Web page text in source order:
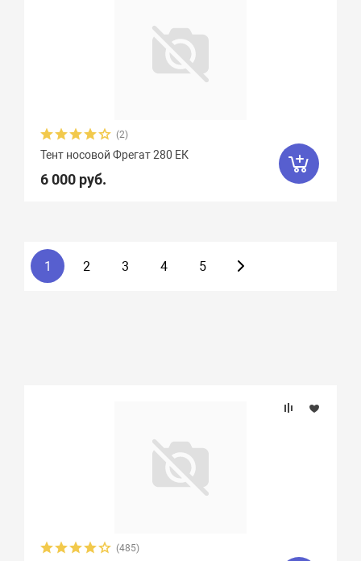
(2)
Тент носовой Фрегат 280 ЕК
6 000 руб.
1 2 3 4 5
(485)